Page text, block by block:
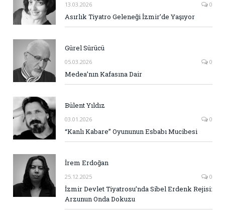
13.03.2026 0
Asırlık Tiyatro Geleneği İzmir’de Yaşıyor
Gürel Sürücü
05.03.2026 0
Medea’nın Kafasına Dair
Bülent Yıldız
03.01.2026 0
“Kanlı Kabare” Oyununun Esbabı Mucibesi
İrem Erdoğan
25.12.2025 0
İzmir Devlet Tiyatrosu’nda Sibel Erdenk Rejisi:
Arzunun Onda Dokuzu